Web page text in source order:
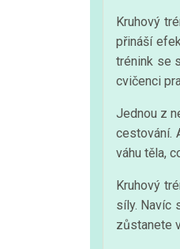
Kruhový
přináší
trénink se
cvičenci
Jednou z
cestování.
váhu těla,
Kruhový
síly. Navíc
zůstanete